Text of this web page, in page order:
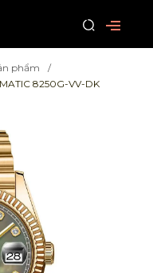
phẩm
8250G-VV-DK